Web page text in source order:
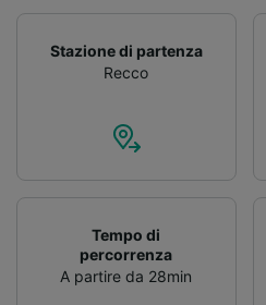
Stazione di partenza
Recco
Tempo di
percorrenza
A partire da 28min